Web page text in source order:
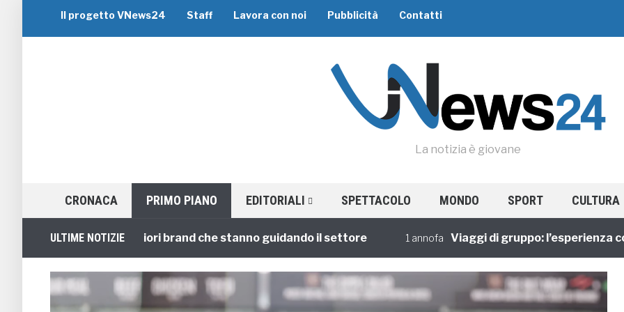
Il progetto VNews24 Staff Lavora con noi Pubblicità Contatti
La notizia è giovane
CRONACA PRIMO PIANO EDITORIALI SPETTACOLO MONDO SPORT CULTURA
ULTIME NOTIZIE
di Gruppo: i 5 migliori brand che stanno guidando il settore 1 annofa Viaggi di gruppo: l’esperienza